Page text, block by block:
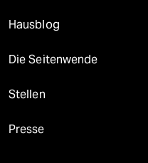
Hausblog
Die Seitenwende
Stellen
Presse